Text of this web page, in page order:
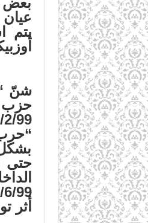
يتم
و
شنّ
حزب
حتى
18/6/99م أذاعت وكالة “إنترفاكس” “أن الشرطة
أثر